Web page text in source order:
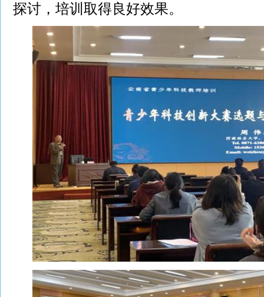
探讨，培训取得良好效果。